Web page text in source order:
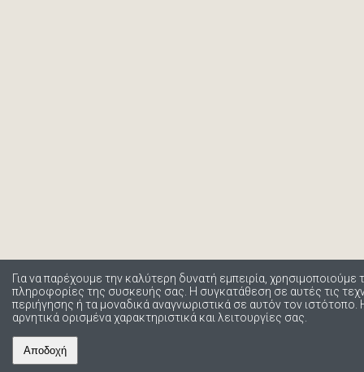
Για να παρέχουμε την καλύτερη δυνατή εμπειρία,
πληροφορίες της συσκευής σας. Η συγκατάθεση σε αυτές τις
περιήγησης ή τα μοναδικά αναγνωριστικά σε αυτόν τον
αρνητικά ορισμένα χαρακτηριστικά και λειτουργίες σας.
Αποδοχή